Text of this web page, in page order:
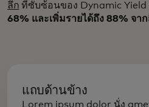
ลึก ที่ซับซ้อนของ Dynamic Yield
68% และเพิ่มรายได้ถึง 88% จา
แถบด้านข้าง
Lorem ipsum dolor นั่ง